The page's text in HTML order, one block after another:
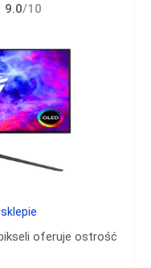
9.0/10
oferuje ostrość